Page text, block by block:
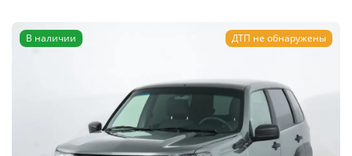
В наличии ДТП не обнаружены